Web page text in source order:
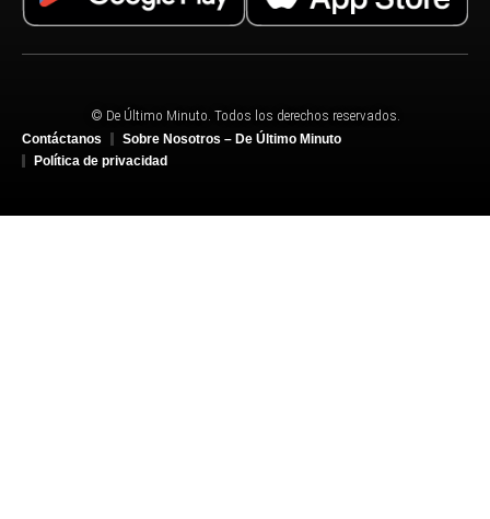
© De Último Minuto. Todos los derechos reservados.
Contáctanos
Sobre Nosotros – De Último Minuto
Política de privacidad